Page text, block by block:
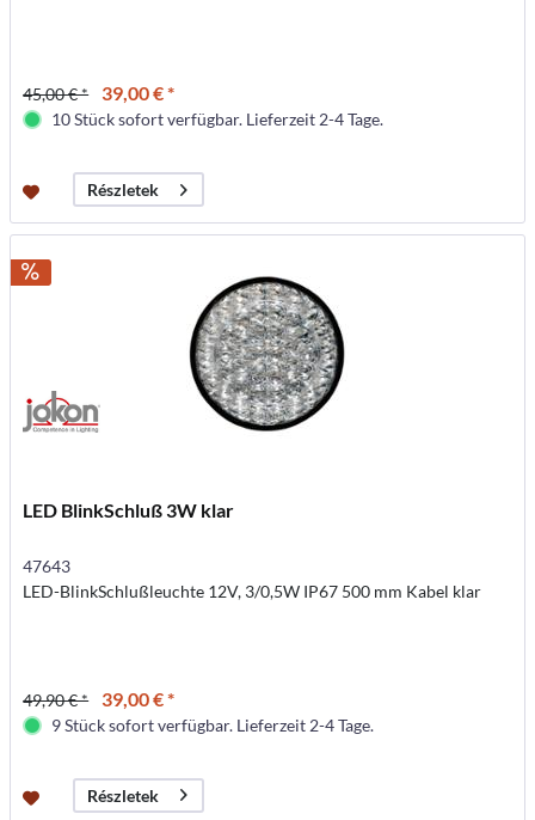
45,00 € * 39,00 € *
10 Stück sofort verfügbar. Lieferzeit 2-4 Tage.
Részletek
LED BlinkSchluß 3W klar
47643
LED-BlinkSchlußleuchte 12V, 3/0,5W IP67 500 mm Kabel klar
49,90 € * 39,00 € *
9 Stück sofort verfügbar. Lieferzeit 2-4 Tage.
Részletek